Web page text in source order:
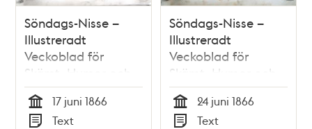
Söndags-Nisse –
Illustreradt
Veckoblad för
Skämt, Humor och
Satir, nr 24, den 17
juni 1866 om
Stockholmsutställningen
Tid
17 juni 1866
Text
Söndags-Nisse –
Illustreradt
Veckoblad för
Skämt, Humor och
Satir, nr 25, den 24
juni 1866 om
Stockholmsutställningen
Tid
24 juni 1866
Text